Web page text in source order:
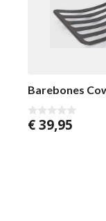
Barebones
0
v
€39,95